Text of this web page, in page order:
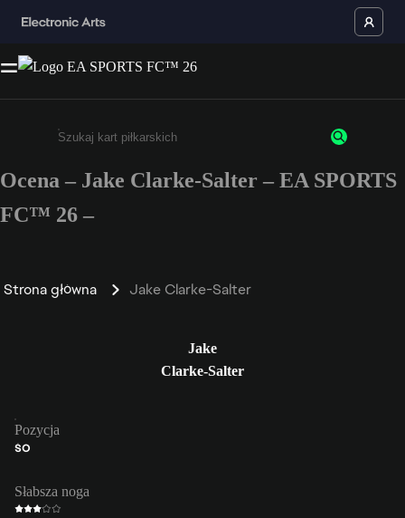
Wpisz co najmniej 3 znaki lub cyfry.
Ocena – Jake Clarke-Salter – EA SPORTS
FC™ 26 –
Strona główna Jake Clarke-Salter
Jake
Clarke-Salter
Pozycja
ŚO
Słabsza noga